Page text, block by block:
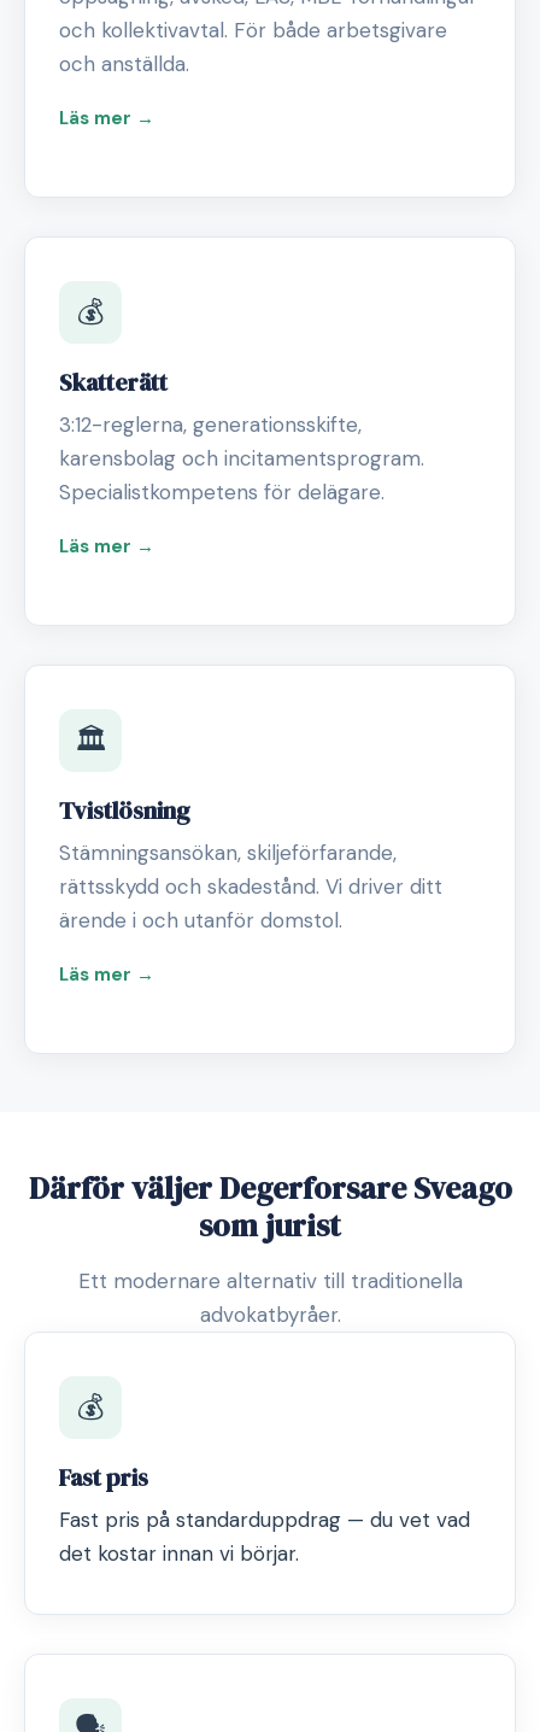
och kollektivavtal. För både arbetsgivare
och anställda.
Läs mer →
💰
Skatterätt
3:12-reglerna, generationsskifte,
karensbolag och incitamentsprogram.
Specialistkompetens för delägare.
Läs mer →
🏛️
Tvistlösning
Stämningsansökan, skiljeförfarande,
rättsskydd och skadestånd. Vi driver ditt
ärende i och utanför domstol.
Läs mer →
Därför väljer Degerforsare Sveago
som jurist
Ett modernare alternativ till traditionella
advokatbyråer.
💰
Fast pris
Fast pris på standarduppdrag — du vet vad
det kostar innan vi börjar.